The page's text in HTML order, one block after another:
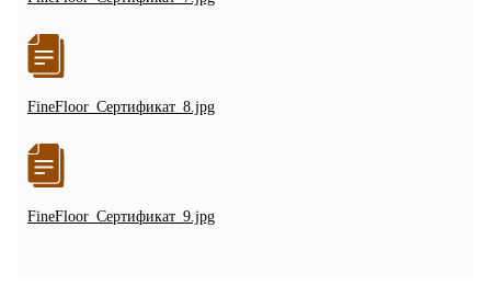
FineFloor_Сертификат_8.jpg
FineFloor_Сертификат_9.jpg